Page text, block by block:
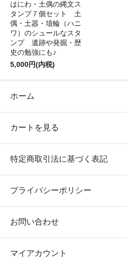
はにわ・土偶の縄文ス
タンプ７個セット 土
偶・土器・埴輪（ハニ
ワ）のシュールなスタ
ンプ 遺跡や発掘・歴
史の勉強にも♪
5,000円(内税)
ホーム
カートを見る
特定商取引法に基づく表記
プライバシーポリシー
お問い合わせ
マイアカウント